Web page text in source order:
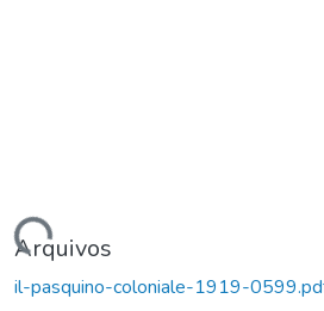
Arquivos
il-pasquino-coloniale-1919-